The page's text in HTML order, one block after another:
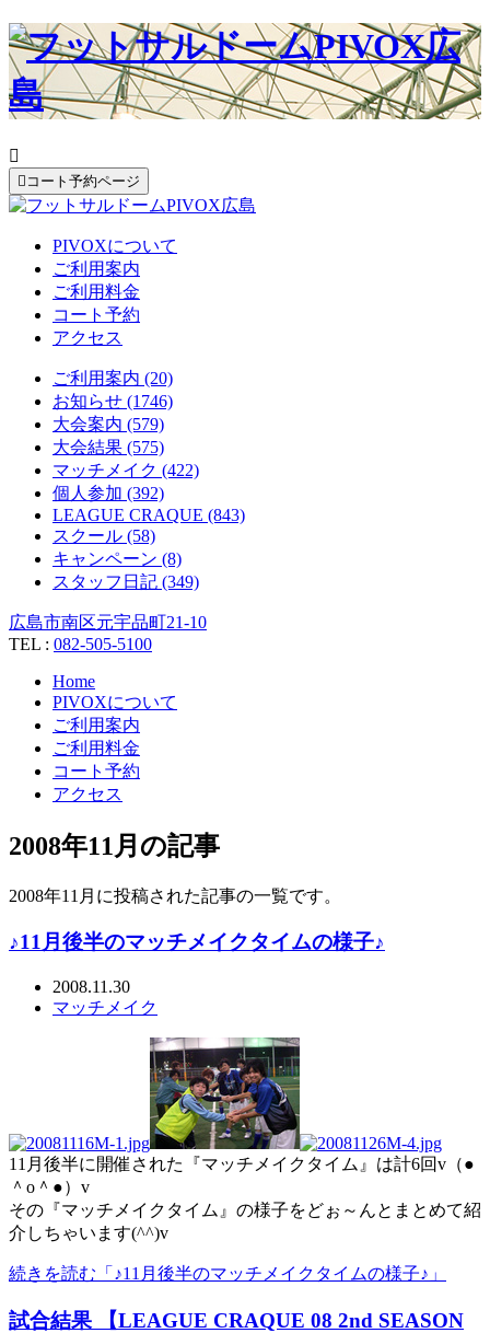

 コート予約ページ
PIVOXについて
ご利用案内
ご利用料金
コート予約
アクセス
ご利用案内 (20)
お知らせ (1746)
大会案内 (579)
大会結果 (575)
マッチメイク (422)
個人参加 (392)
LEAGUE CRAQUE (843)
スクール (58)
キャンペーン (8)
スタッフ日記 (349)
広島市南区元宇品町21-10
TEL : 082-505-5100
Home
PIVOXについて
ご利用案内
ご利用料金
コート予約
アクセス
2008年11月の記事
2008年11月に投稿された記事の一覧です。
♪11月後半のマッチメイクタイムの様子♪
2008.11.30
マッチメイク
11月後半に開催された『マッチメイクタイム』は計6回v（●
＾o＾●）v
その『マッチメイクタイム』の様子をどぉ～んとまとめて紹
介しちゃいます(^^)v
続きを読む「♪11月後半のマッチメイクタイムの様子♪」
試合結果 【LEAGUE CRAQUE 08 2nd SEASON